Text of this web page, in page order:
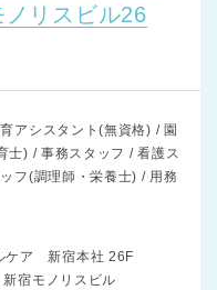
リスビル26
アシスタント(無資格) / 園
士) / 事務スタッフ / 看護ス
フ(調理師・栄養士) / 用務
ケア 新宿本社 26F
宿モノリスビル